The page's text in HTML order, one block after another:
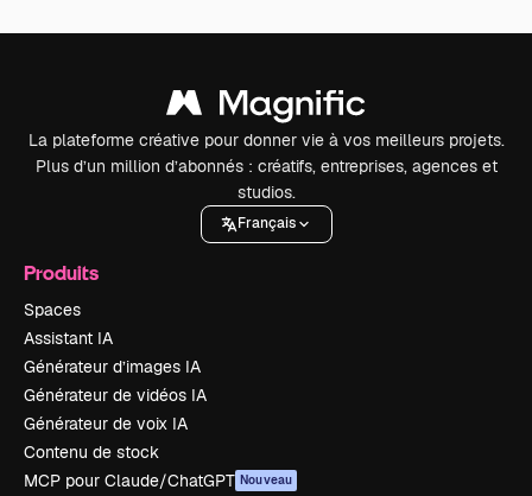
La plateforme créative pour donner vie à vos meilleurs projets.
Plus d’un million d’abonnés : créatifs, entreprises, agences et
studios.
Français
Produits
Spaces
Assistant IA
Générateur d’images IA
Générateur de vidéos IA
Générateur de voix IA
Contenu de stock
MCP pour Claude/ChatGPT Nouveau